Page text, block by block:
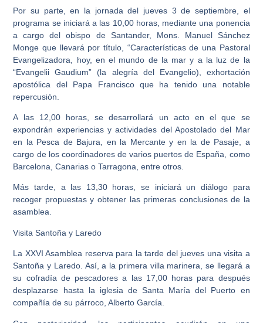
Por su parte, en la jornada del jueves 3 de septiembre, el
programa se iniciará a las 10,00 horas, mediante una ponencia
a cargo del obispo de Santander, Mons. Manuel Sánchez
Monge que llevará por título, “Características de una Pastoral
Evangelizadora, hoy, en el mundo de la mar y a la luz de la
“Evangelii Gaudium” (la alegría del Evangelio), exhortación
apostólica del Papa Francisco que ha tenido una notable
repercusión.
A las 12,00 horas, se desarrollará un acto en el que se
expondrán experiencias y actividades del Apostolado del Mar
en la Pesca de Bajura, en la Mercante y en la de Pasaje, a
cargo de los coordinadores de varios puertos de España, como
Barcelona, Canarias o Tarragona, entre otros.
Más tarde, a las 13,30 horas, se iniciará un diálogo para
recoger propuestas y obtener las primeras conclusiones de la
asamblea.
Visita Santoña y Laredo
La XXVI Asamblea reserva para la tarde del jueves una visita a
Santoña y Laredo. Así, a la primera villa marinera, se llegará a
su cofradía de pescadores a las 17,00 horas para después
desplazarse hasta la iglesia de Santa María del Puerto en
compañía de su párroco, Alberto García.